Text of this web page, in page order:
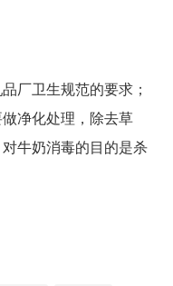
厂卫生规范的要求；
净化处理，除去草
牛奶消毒的目的是杀